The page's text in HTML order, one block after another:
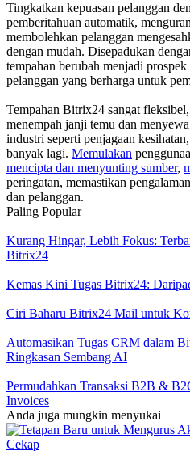
Tingkatkan kepuasan pelanggan
pemberitahuan automatik,
membolehkan pelanggan
dengan mudah. Disepadukan
tempahan berubah menjadi
pelanggan yang berharga untuk
Tempahan Bitrix24 sangat
menempah janji temu dan
industri seperti penjagaan
banyak lagi. Memulakan
mencipta dan menyunting sumber,
peringatan, memastikan
dan pelanggan.
Paling Popular
Kurang Hingar, Lebih Fokus:
Bitrix24
Kemas Kini Tugas Bitrix24:
Ciri Baharu Bitrix24 Mail untuk
Automasikan Tugas CRM dalam
Ringkasan Sembang AI
Permudahkan Transaksi B2B &
Invoices
Anda juga mungkin menyukai